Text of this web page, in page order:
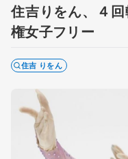
住吉りをん、４
権女子フリー
住吉 りをん